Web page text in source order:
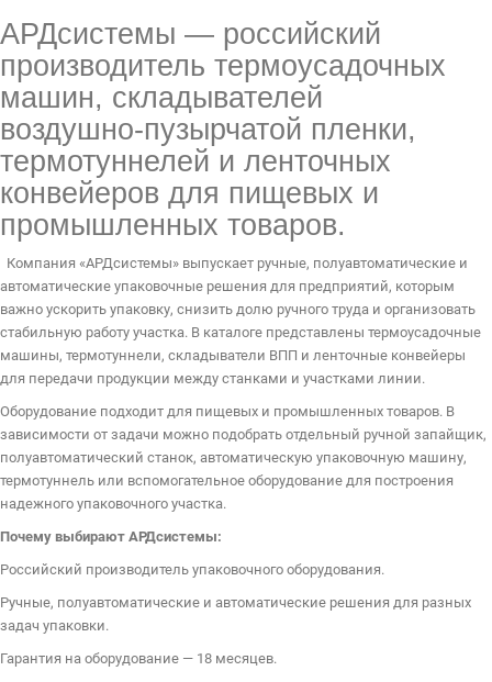
АРДсистемы — российский
производитель термоусадочных
машин, складывателей
воздушно‑пузырчатой пленки,
термотуннелей и ленточных
конвейеров для пищевых и
промышленных товаров.
Компания «АРДсистемы» выпускает ручные, полуавтоматические и
автоматические упаковочные решения для предприятий, которым
важно ускорить упаковку, снизить долю ручного труда и организовать
стабильную работу участка. В каталоге представлены термоусадочные
машины, термотуннели, складыватели ВПП и ленточные конвейеры
для передачи продукции между станками и участками линии.
Оборудование подходит для пищевых и промышленных товаров. В
зависимости от задачи можно подобрать отдельный ручной запайщик,
полуавтоматический станок, автоматическую упаковочную машину,
термотуннель или вспомогательное оборудование для построения
надежного упаковочного участка.
Почему выбирают АРДсистемы:
Российский производитель упаковочного оборудования.
Ручные, полуавтоматические и автоматические решения для разных
задач упаковки.
Гарантия на оборудование — 18 месяцев.